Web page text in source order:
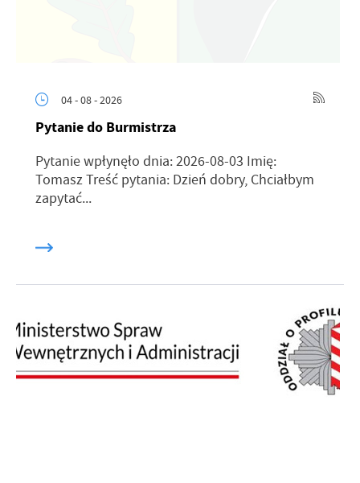
04 - 08 - 2026
Pytanie do Burmistrza
Pytanie wpłynęło dnia: 2026-08-03 Imię:
Tomasz Treść pytania: Dzień dobry, Chciałbym
zapytać...